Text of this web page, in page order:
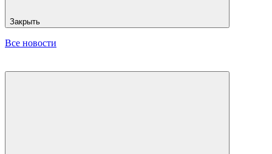
Закрыть
Все новости